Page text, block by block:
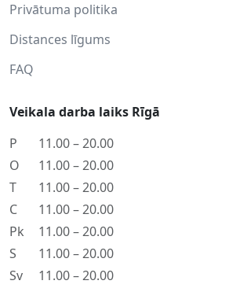
Privātuma politika
Distances līgums
FAQ
Veikala darba laiks Rīgā
P
11.00 – 20.00
O
11.00 – 20.00
T
11.00 – 20.00
C
11.00 – 20.00
Pk
11.00 – 20.00
S
11.00 – 20.00
Sv
11.00 – 20.00